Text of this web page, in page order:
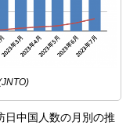
日中国人数の月別の推